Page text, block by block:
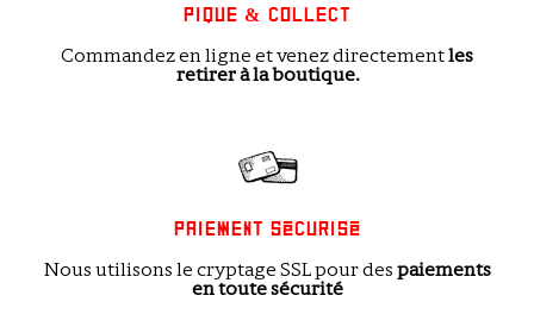
PIQUE & COLLECT
Commandez en ligne et venez directementles
retirer à la boutique.
PAIEMENT SÉCURISÉ
Nous utilisons le cryptage SSL pour des paiements
en toute sécurité